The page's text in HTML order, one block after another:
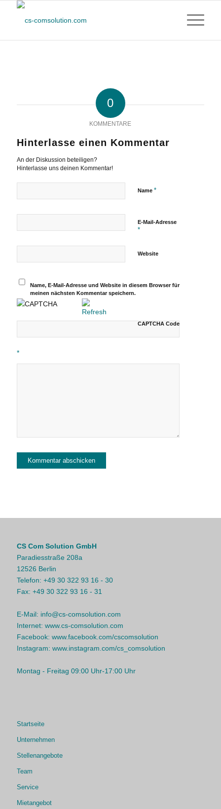
0
KOMMENTARE
Hinterlasse einen Kommentar
An der Diskussion beteiligen?
Hinterlasse uns deinen Kommentar!
Name *
E-Mail-Adresse
*
Website
Name, E-Mail-Adresse und Website in diesem Browser für
meinen nächsten Kommentar speichern.
CAPTCHA Code
*
CS Com Solution GmbH
Paradiesstraße 208a
12526 Berlin
Telefon: +49 30 322 93 16 - 30
Fax: +49 30 322 93 16 - 31
E-Mail: info@cs-comsolution.com
Internet: www.cs-comsolution.com
Facebook: www.facebook.com/cscomsolution
Instagram: www.instagram.com/cs_comsolution
Montag - Freitag 09:00 Uhr-17:00 Uhr
Startseite
Unternehmen
Stellenangebote
Team
Service
Mietangebot